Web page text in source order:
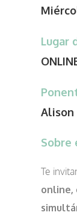
Lugar
Alison
Sobre
Te
online,